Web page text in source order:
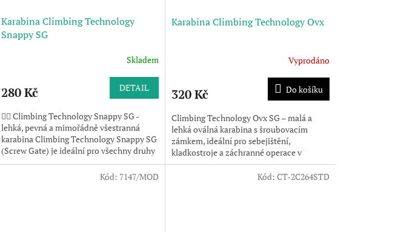
Karabina Climbing Technology
Snappy SG
Skladem
280 Kč DETAIL
🧗‍♂️ Climbing Technology Snappy SG -
lehká, pevná a mimořádně všestranná
karabina Climbing Technology Snappy SG
(Screw Gate) je ideální pro všechny druhy
lezení – od sportovního...
Karabina Climbing Technology Ovx
Vyprodáno
320 Kč Do košíku
Climbing Technology Ovx SG – malá a
lehká oválná karabina s šroubovacím
zámkem, ideální pro sebejištění,
kladkostroje a záchranné operace v
omezeném prostoru.
Kód: 7147/MOD Kód: CT-2C264STD